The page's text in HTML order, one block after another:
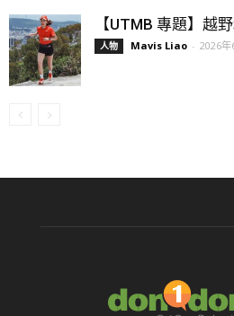
【UTMB 專題】越
人物 Mavis Liao - 2026年